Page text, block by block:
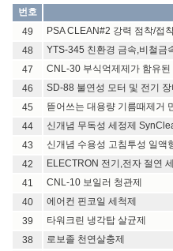
번호
49
PSA CLEAN#2 강력 점착/접
48
YTS-345 친환경 금속,비철금
47
CNL-30 부식억제제가 함유
46
SD-88 불연성 모터 및 전기
45
뜯어쓰는 대용량 기름때제거
44
신개념 무독성 세정제
43
신개념 수용성 고침투성 일액
42
ELECTRON 전기,전자 절연
41
CNL-10 보일러 청관제
40
에어컨 핀코일 세척제
39
타워크린 냉각탑 살균제
38
로보졸 천연살충제